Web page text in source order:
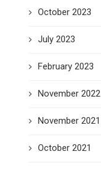
October 2023
July 2023
February 2023
November 2022
November 2021
October 2021